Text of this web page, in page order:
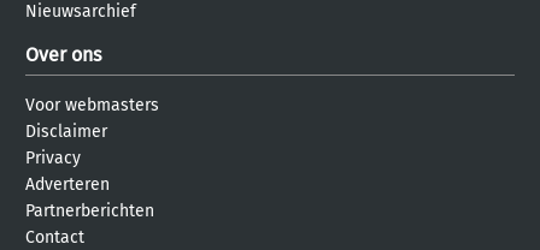
Nieuwsarchief
Over ons
Voor webmasters
Disclaimer
Privacy
Adverteren
Partnerberichten
Contact